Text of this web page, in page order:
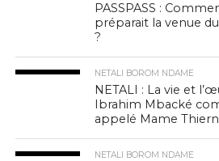
PASSPASS :
préparait la venue
?
NETALI BOROM NDAME
NETALI : La vie et
Ibrahim Mbacké
appelé Mame
NETALI BOROM NDAME